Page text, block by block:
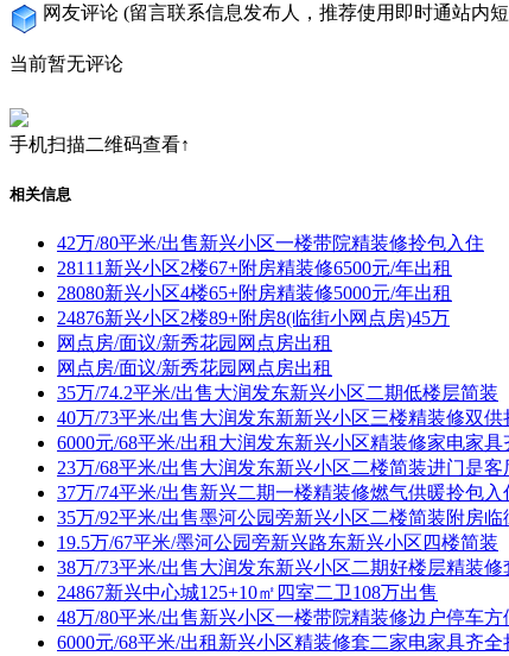
网友评论 (留言联系信息发布人，推荐使用即时通站内
当前暂无评论
手机扫描二维码查看↑
相关信息
42万/80平米/出售新兴小区一楼带院精装修拎包入住
28111新兴小区2楼67+附房精装修6500元/年出租
28080新兴小区4楼65+附房精装修5000元/年出租
24876新兴小区2楼89+附房8(临街小网点房)45万
网点房/面议/新秀花园网点房出租
网点房/面议/新秀花园网点房出租
35万/74.2平米/出售大润发东新兴小区二期低楼层简装
40万/73平米/出售大润发东新新兴小区三楼精装修双
6000元/68平米/出租大润发东新兴小区精装修家电家
23万/68平米/出售大润发东新兴小区二楼简装进门是客
37万/74平米/出售新兴二期一楼精装修燃气供暖拎包入
35万/92平米/出售墨河公园旁新兴小区二楼简装附房
19.5万/67平米/墨河公园旁新兴路东新兴小区四楼简装
38万/73平米/出售大润发东新兴小区二期好楼层精装修
24867新兴中心城125+10㎡四室二卫108万出售
48万/80平米/出售新兴小区一楼带院精装修边户停车方
6000元/68平米/出租新兴小区精装修套二家电家具齐全